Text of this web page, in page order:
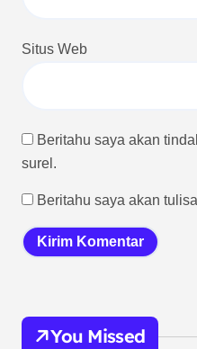
Situs Web
Beritahu saya akan
surel.
Beritahu saya akan
You Missed